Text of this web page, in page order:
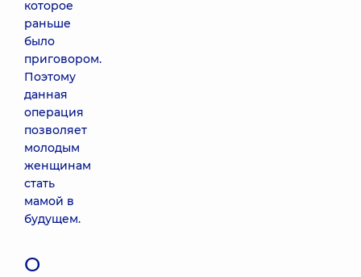
которое
раньше
было
приговором.
Поэтому
данная
операция
позволяет
молодым
женщинам
стать
мамой в
будущем.
О